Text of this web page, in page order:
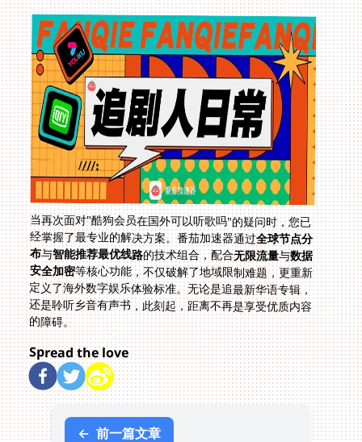
当再次面对"酷狗会员在国外可以听歌吗"的疑问时，您已
经掌握了最专业的解决方案。番茄加速器通过全球节点分
布与智能推荐最优线路的技术组合，配合无限流量与数据
安全加密等核心功能，不仅破解了地域限制难题，更重新
定义了海外数字娱乐体验标准。无论是追最新华语专辑，
还是聆听乡音有声书，此刻起，距离不再是享受优质内容
的障碍。
Spread the love
← 前一篇文章